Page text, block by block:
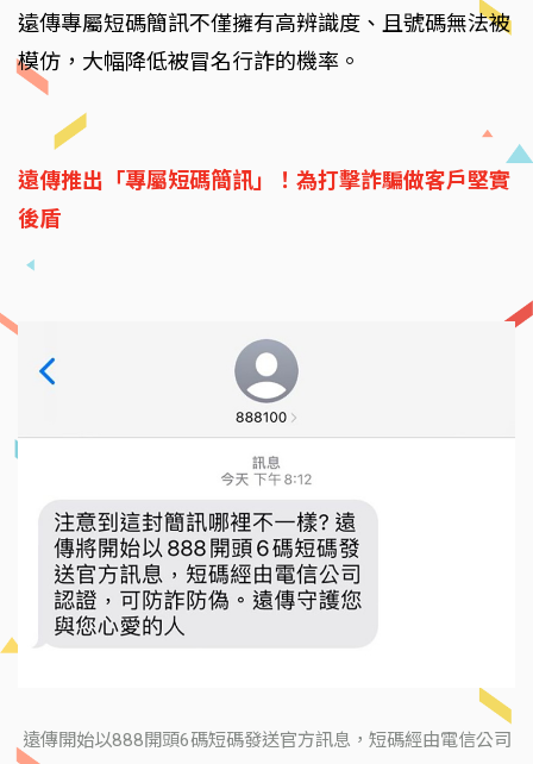
遠傳專屬短碼簡訊不僅擁有高辨識度、且號碼無法被
模仿，大幅降低被冒名行詐的機率。
遠傳推出「專屬短碼簡訊」！為打擊詐騙做客戶堅實
後盾
遠傳開始以888開頭6碼短碼發送官方訊息，短碼經由電信公司